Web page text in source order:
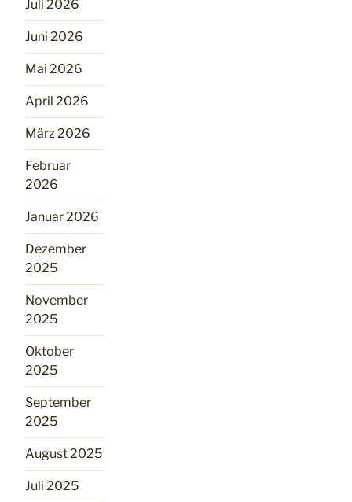
Juli 2026
Juni 2026
Mai 2026
April 2026
März 2026
Februar
2026
Januar 2026
Dezember
2025
November
2025
Oktober
2025
September
2025
August 2025
Juli 2025